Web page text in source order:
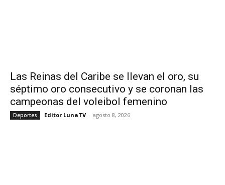
Las Reinas del Caribe se llevan el oro, su
séptimo oro consecutivo y se coronan las
campeonas del voleibol femenino
Deportes Editor LunaTV - agosto 8, 2026